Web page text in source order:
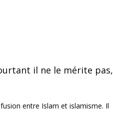
il ne le mérite pas,
entre Islam et islamisme. Il